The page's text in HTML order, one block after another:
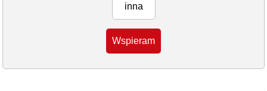
inna
Wspieram